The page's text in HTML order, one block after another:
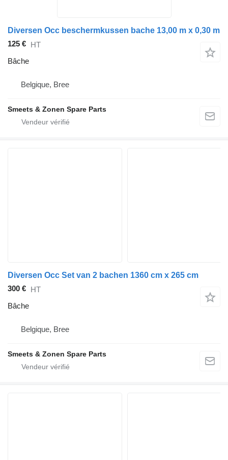
Diversen Occ beschermkussen bache 13,00 m x 0,30 m
125 € HT
Bâche
Belgique, Bree
Smeets & Zonen Spare Parts
Diversen Occ Set van 2 bachen 1360 cm x 265 cm
300 € HT
Bâche
Belgique, Bree
Smeets & Zonen Spare Parts